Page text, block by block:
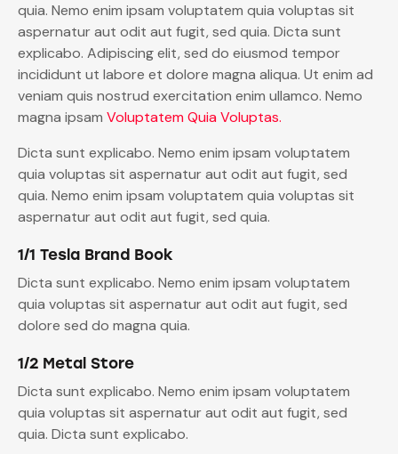
quia. Nemo enim ipsam voluptatem quia voluptas sit
aspernatur aut odit aut fugit, sed quia. Dicta sunt
explicabo. Adipiscing elit, sed do eiusmod tempor
incididunt ut labore et dolore magna aliqua. Ut enim ad
veniam quis nostrud exercitation enim ullamco. Nemo
magna ipsam Voluptatem Quia Voluptas.
Dicta sunt explicabo. Nemo enim ipsam voluptatem
quia voluptas sit aspernatur aut odit aut fugit, sed
quia. Nemo enim ipsam voluptatem quia voluptas sit
aspernatur aut odit aut fugit, sed quia.
1/1 Tesla Brand Book
Dicta sunt explicabo. Nemo enim ipsam voluptatem
quia voluptas sit aspernatur aut odit aut fugit, sed
dolore sed do magna quia.
1/2 Metal Store
Dicta sunt explicabo. Nemo enim ipsam voluptatem
quia voluptas sit aspernatur aut odit aut fugit, sed
quia. Dicta sunt explicabo.